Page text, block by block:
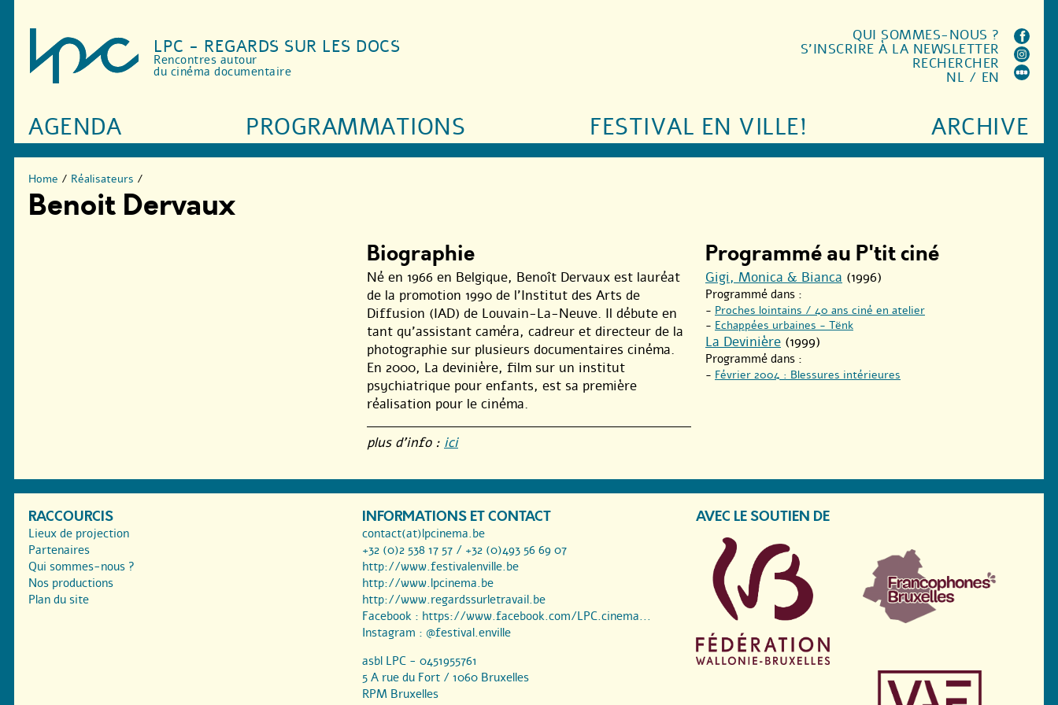
LPC - REGARDS SUR LES DOCS
Rencontres autour
du cinéma documentaire
AGENDA PROGRAMMATIONS FESTIVAL EN VILLE! ARCHIVE
QUI SOMMES-NOUS ?
S'INSCRIRE À LA NEWSLETTER
RECHERCHER
NL / EN
Home / Réalisateurs /
Benoit Dervaux
Biographie
Né en 1966 en Belgique, Benoît Dervaux est lauréat
de la promotion 1990 de l’Institut des Arts de
Diffusion (IAD) de Louvain-La-Neuve. Il débute en
tant qu’assistant caméra, cadreur et directeur de la
photographie sur plusieurs documentaires cinéma.
En 2000, La devinière, film sur un institut
psychiatrique pour enfants, est sa première
réalisation pour le cinéma.
plus d’info : ici
Programmé au P'tit ciné
Gigi, Monica & Bianca (1996)
Programmé dans :
- Proches lointains / 40 ans ciné en atelier
- Echappées urbaines - Tënk
La Devinière (1999)
Programmé dans :
- Février 2004 : Blessures intérieures
RACCOURCIS
Lieux de projection
Partenaires
Qui sommes-nous ?
Nos productions
Plan du site
INFORMATIONS ET CONTACT
contact(at)lpcinema.be
+32 (0)2 538 17 57 / +32 (0)493 56 69 07
http://www.festivalenville.be
http://www.lpcinema.be
http://www.regardssurletravail.be
Facebook : https://www.facebook.com/LPC.cinema...
Instagram : @festival.enville
asbl LPC - 0451955761
5 A rue du Fort / 1060 Bruxelles
RPM Bruxelles
AVEC LE SOUTIEN DE